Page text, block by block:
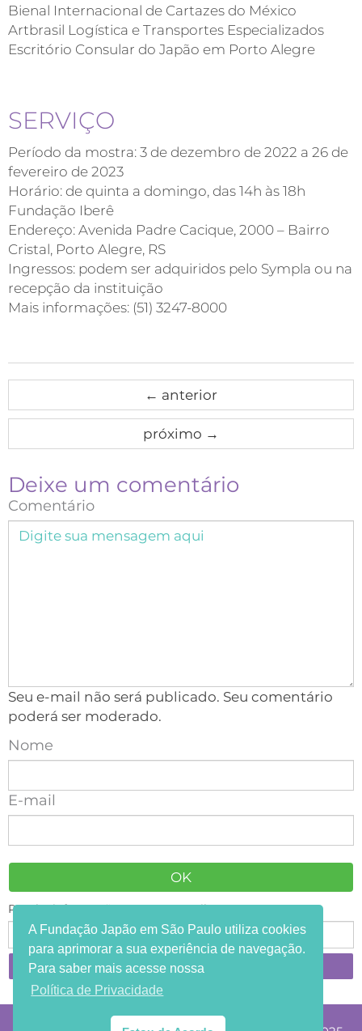
Bienal Internacional de Cartazes do México
Artbrasil Logística e Transportes Especializados
Escritório Consular do Japão em Porto Alegre
SERVIÇO
Período da mostra: 3 de dezembro de 2022 a 26 de
fevereiro de 2023
Horário: de quinta a domingo, das 14h às 18h
Fundação Iberê
Endereço: Avenida Padre Cacique, 2000 – Bairro
Cristal, Porto Alegre, RS
Ingressos: podem ser adquiridos pelo Sympla ou na
recepção da instituição
Mais informações: (51) 3247-8000
← anterior
próximo →
Deixe um comentário
Comentário
Seu e-mail não será publicado. Seu comentário
poderá ser moderado.
Nome
E-mail
Receba informações em seu e-mail:
A Fundação Japão em São Paulo utiliza cookies
para aprimorar a sua experiência de navegação.
Para saber mais acesse nossa
Política de Privacidade